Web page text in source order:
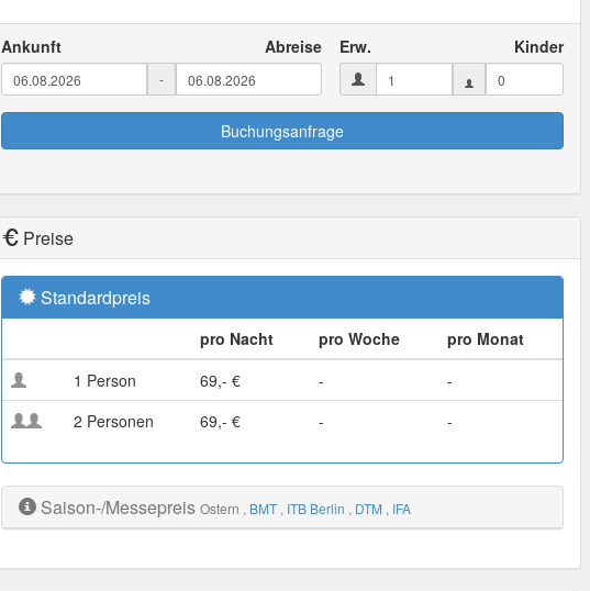
Ankunft Abreise
-
Erw. Kinder
Buchungsanfrage
Preise
Standardpreis
pro Nacht pro Woche
pro Monat
1 Person
69,- € -
-
2 Personen
69,- € - -
Saison-/Messepreis Ostern , BMT , ITB Berlin , DTM , IFA